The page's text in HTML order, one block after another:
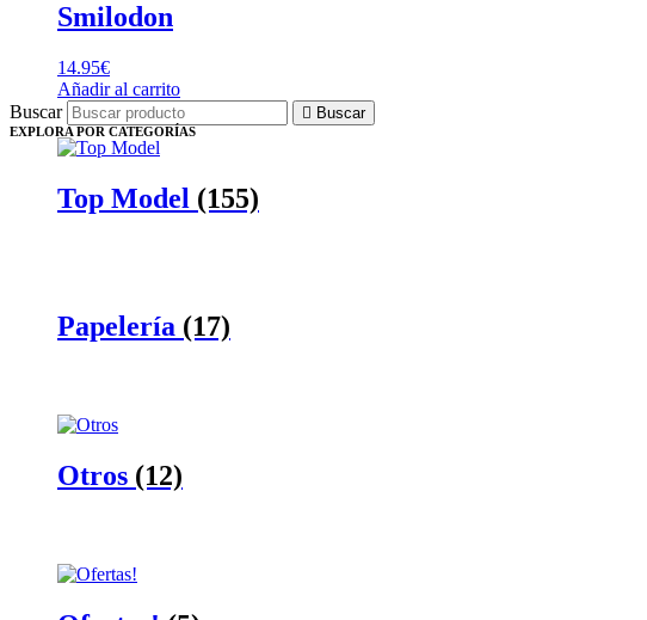
Smilodon
14.95€
Añadir al carrito
Buscar
Buscar
EXPLORA POR CATEGORÍAS
Top Model (155)
Papelería (17)
Otros (12)